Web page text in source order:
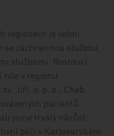
regionech je velmi
se záchrannou službou,
službami. Rostoucí
role v regionu
Jiří, o. p. s., Cheb.
pacientů
jsme trvalý nárůst
péči v Karlovarském